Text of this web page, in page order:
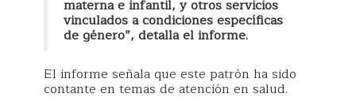
materna e infantil, y otros servicios
vinculados a condiciones específicas
de género”, detalla el informe.
El informe señala que este patrón ha sido
contante en temas de atención en salud.